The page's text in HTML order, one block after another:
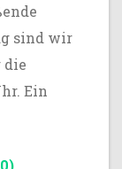
sind wir
die
Ein